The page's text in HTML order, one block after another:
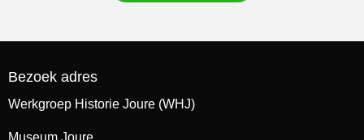
Bezoek adres
Werkgroep Historie Joure (WHJ)
Museum Joure